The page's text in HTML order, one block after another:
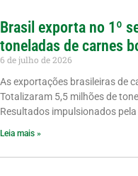
Brasil exporta no 1º
toneladas de carnes
6 de julho de 2026
As exportações brasileiras de
Totalizaram 5,5 milhões de
Resultados impulsionados
Leia mais »